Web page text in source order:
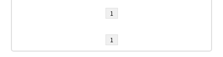
1
1